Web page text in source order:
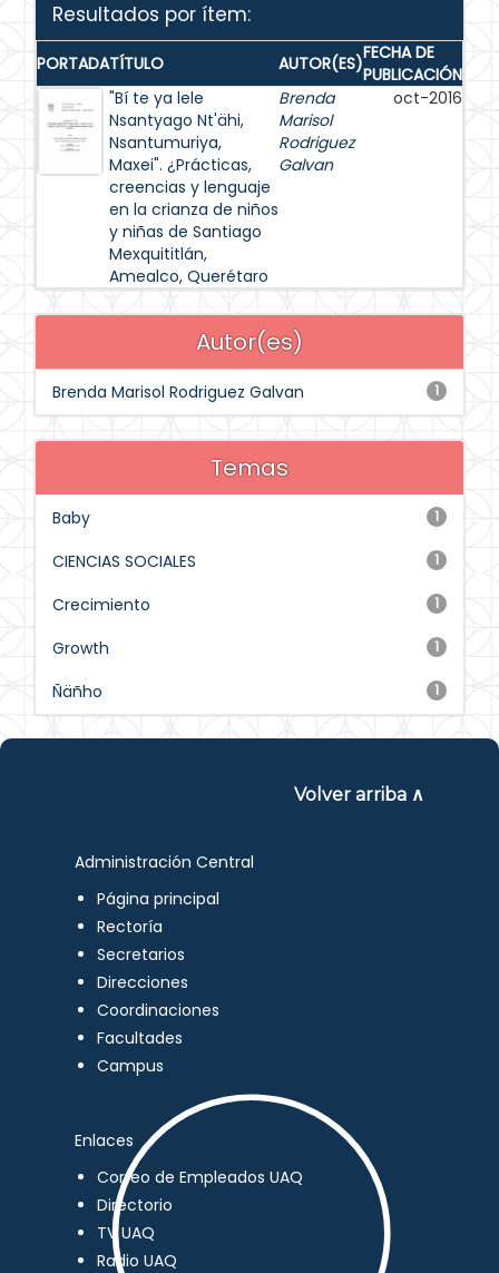
Resultados por ítem:
PORTADATÍTULO AUTOR(ES)FECHA DE
PUBLICACIÓN
"Bí te ya lele
Nsantyago Nt'ähi,
Nsantumuriya,
Maxei". ¿Prácticas,
creencias y lenguaje
en la crianza de niños
y niñas de Santiago
Mexquititlán,
Amealco, Querétaro
Brenda
Marisol
Rodriguez
Galvan
oct-2016
Autor(es)
1
Brenda Marisol Rodriguez Galvan
Temas
1
Baby
1
CIENCIAS SOCIALES
1
Crecimiento
1
Growth
1
Ñäñho
Volver arriba ∧
Administración Central
Página principal
Rectoría
Secretarios
Direcciones
Coordinaciones
Facultades
Campus
Enlaces
Correo de Empleados UAQ
Directorio
TV UAQ
Radio UAQ